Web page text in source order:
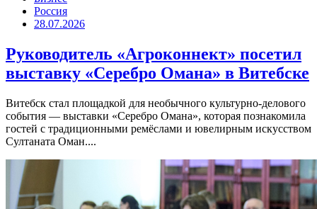
Россия
28.07.2026
Руководитель «Агроконнект» посетил
выставку «Серебро Омана» в Витебске
Витебск стал площадкой для необычного культурно-делового
события — выставки «Серебро Омана», которая познакомила
гостей с традиционными ремёслами и ювелирным искусством
Султаната Оман....